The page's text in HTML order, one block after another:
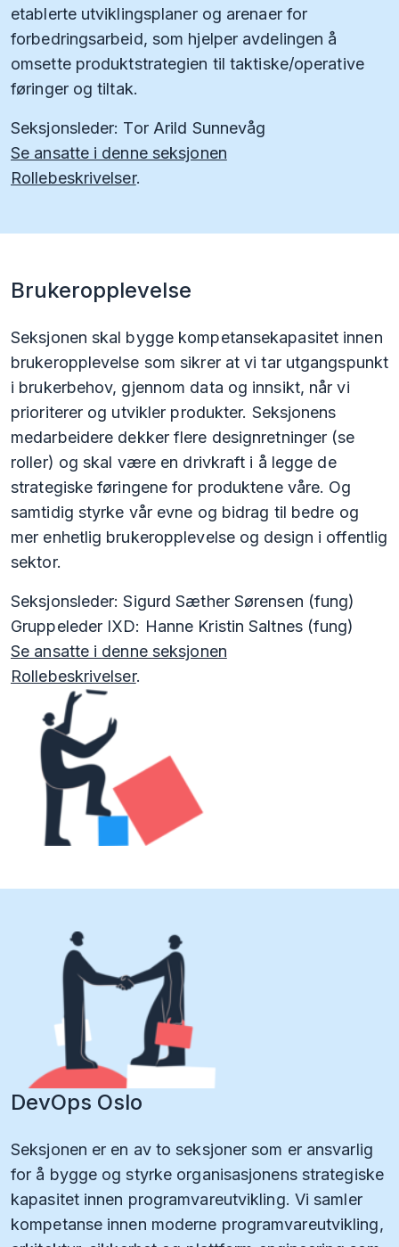
etablerte utviklingsplaner og arenaer for
forbedringsarbeid, som hjelper avdelingen å
omsette produktstrategien til taktiske/operative
føringer og tiltak.
Seksjonsleder: Tor Arild Sunnevåg
Se ansatte i denne seksjonen
Rollebeskrivelser.
Brukeropplevelse
Seksjonen skal bygge kompetansekapasitet innen
brukeropplevelse som sikrer at vi tar utgangspunkt
i brukerbehov, gjennom data og innsikt, når vi
prioriterer og utvikler produkter. Seksjonens
medarbeidere dekker flere designretninger (se
roller) og skal være en drivkraft i å legge de
strategiske føringene for produktene våre. Og
samtidig styrke vår evne og bidrag til bedre og
mer enhetlig brukeropplevelse og design i offentlig
sektor.
Seksjonsleder: Sigurd Sæther Sørensen (fung)
Gruppeleder IXD: Hanne Kristin Saltnes (fung)
Se ansatte i denne seksjonen
Rollebeskrivelser.
DevOps Oslo
Seksjonen er en av to seksjoner som er ansvarlig
for å bygge og styrke organisasjonens strategiske
kapasitet innen programvareutvikling. Vi samler
kompetanse innen moderne programvareutvikling,